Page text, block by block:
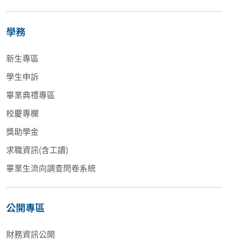
學務
新生專區
學生申訴
畢業典禮專區
校慶專欄
獎助學金
求職資訊(含工讀)
畢業生流向調查問卷系統
公開專區
財務資訊公開